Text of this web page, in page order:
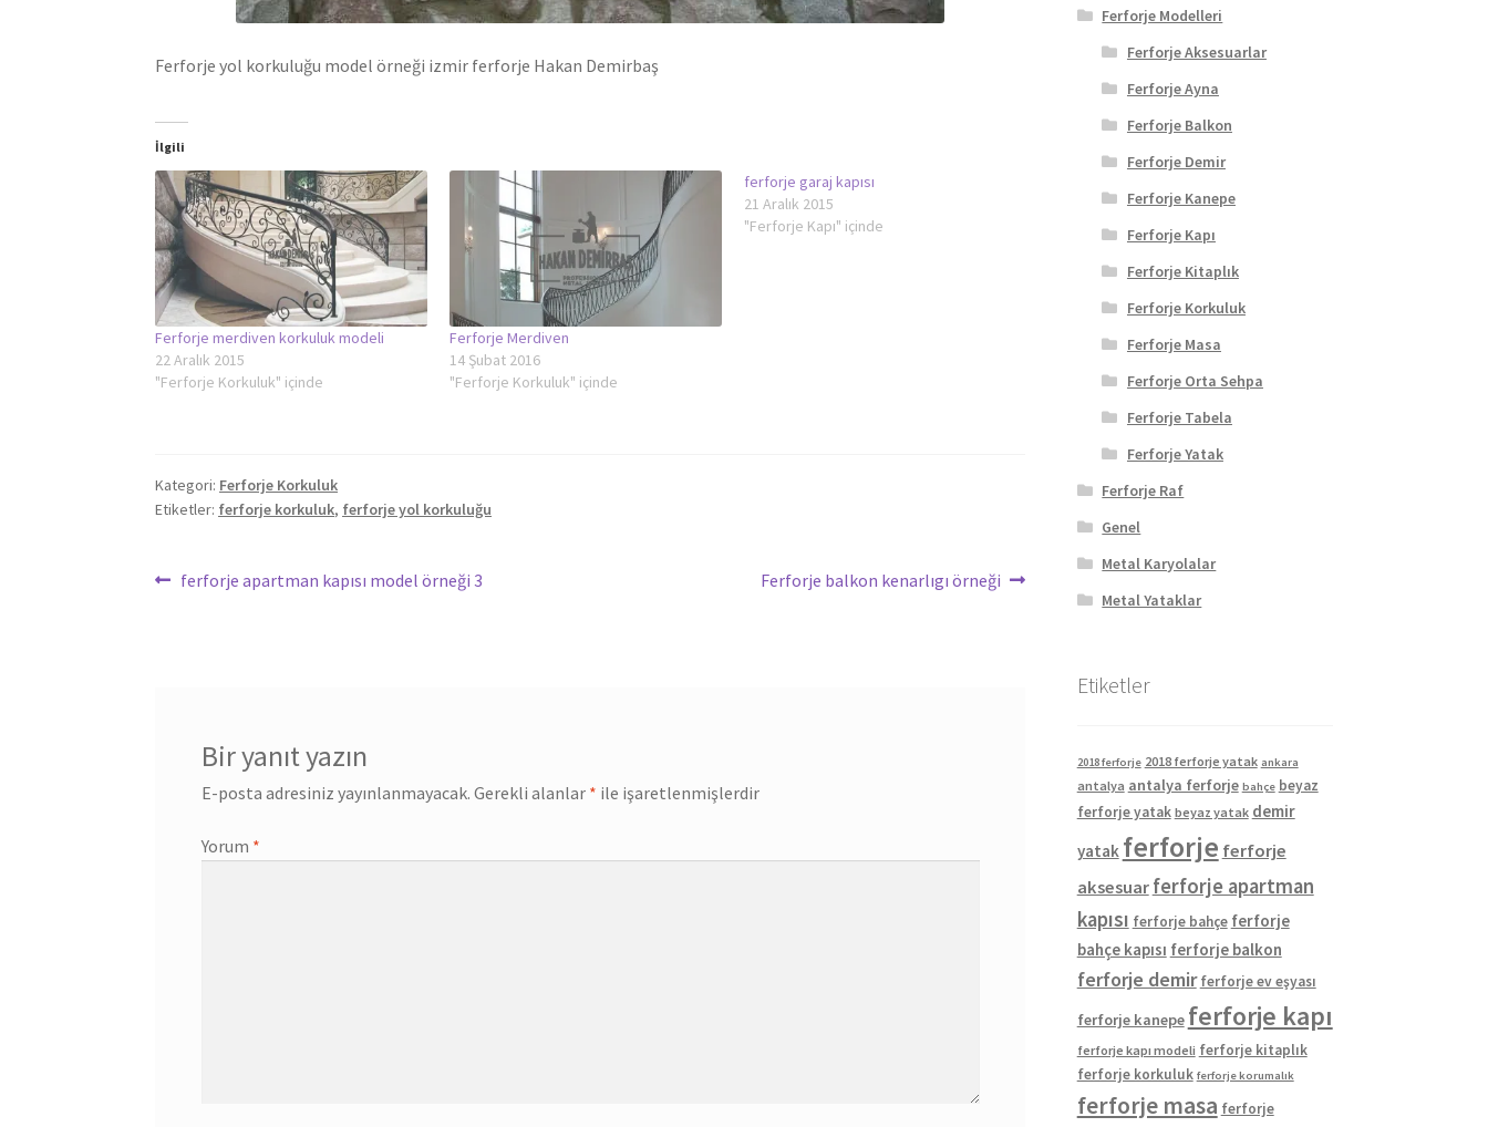
Ferforje yol korkuluğu model örneği izmir ferforje Hakan Demirbaş
İlgili
Ferforje merdiven korkuluk modeli
22 Aralık 2015
"Ferforje Korkuluk" içinde
Ferforje Merdiven
14 Şubat 2016
"Ferforje Korkuluk" içinde
ferforje garaj kapısı
21 Aralık 2015
"Ferforje Kapı" içinde
Kategori: Ferforje Korkuluk
Etiketler: ferforje korkuluk, ferforje yol korkuluğu
YazıÖnceki
ferforje apartman kapısı model örneği 3
Sonraki
Ferforje balkon kenarlıgı örneği
Bir yanıt yazın
E-posta adresiniz yayınlanmayacak. Gerekli alanlar * ile işaretlenmişlerdir
Yorum *
Ferforje Modelleri
Ferforje Aksesuarlar
Ferforje Ayna
Ferforje Balkon
Ferforje Demir
Ferforje Kanepe
Ferforje Kapı
Ferforje Kitaplık
Ferforje Korkuluk
Ferforje Masa
Ferforje Orta Sehpa
Ferforje Tabela
Ferforje Yatak
Ferforje Raf
Genel
Metal Karyolalar
Metal Yataklar
Etiketler
2018 ferforje 2018 ferforje yatak ankara
antalya antalya ferforje bahçe beyaz
ferforje yatak beyaz yatak demir
yatak ferforje ferforje
aksesuar ferforje apartman
kapısı ferforje bahçe ferforje
bahçe kapısı ferforje balkon
ferforje demir ferforje ev eşyası
ferforje kanepe ferforje kapı
ferforje kapı modeli ferforje kitaplık
ferforje korkuluk ferforje korumalık
ferforje masa ferforje